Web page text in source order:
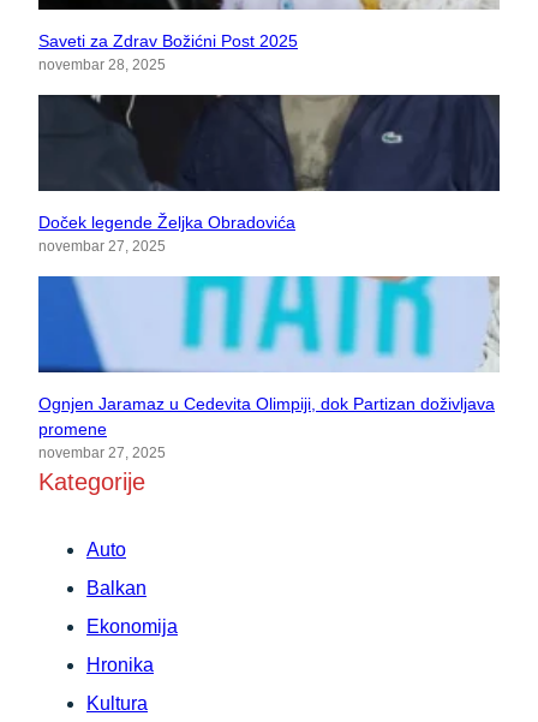
Saveti za Zdrav Božićni Post 2025
novembar 28, 2025
Doček legende Željka Obradovića
novembar 27, 2025
Ognjen Jaramaz u Cedevita Olimpiji, dok Partizan doživljava
promene
novembar 27, 2025
Kategorije
Auto
Balkan
Ekonomija
Hronika
Kultura